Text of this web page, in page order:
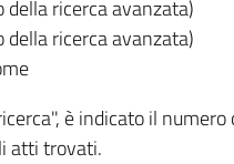
ricerca avanzata)
ricerca avanzata)
è indicato il
atti trovati.